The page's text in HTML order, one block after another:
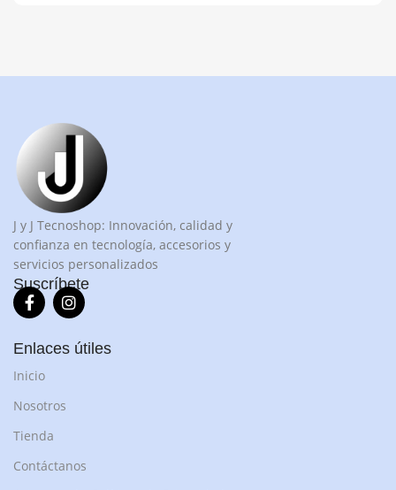
J y J Tecnoshop: Innovación, calidad y
confianza en tecnología, accesorios y
servicios personalizados
Suscríbete
Enlaces útiles
Inicio
Nosotros
Tienda
Contáctanos